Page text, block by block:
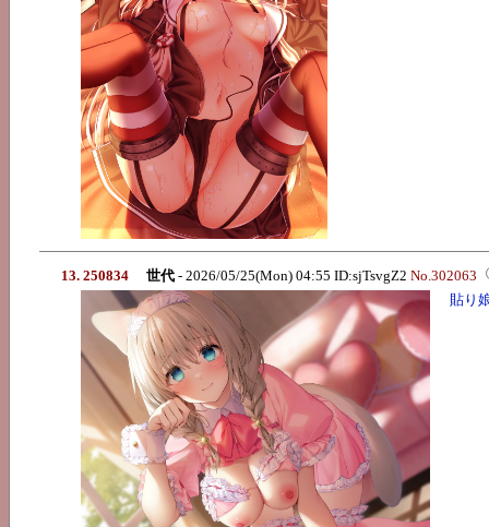
13. 250834 世代 - 2026/05/25(Mon) 04:55 ID:sjTsvgZ2 No.302063
貼り